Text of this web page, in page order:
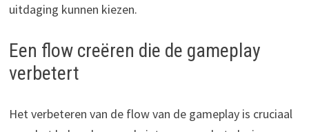
uitdaging kunnen kiezen.
Een flow creëren die de gameplay
verbetert
Het verbeteren van de flow van de gameplay is cruciaal